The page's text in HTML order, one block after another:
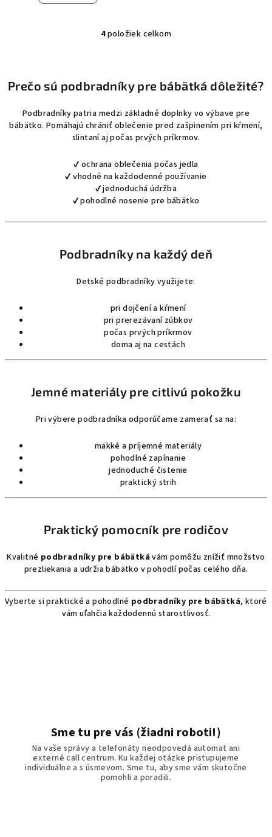
O
á
d
a
c
i
p
r
v
k
y
ý
p
i
u
4položiek celkom
Prečo sú podbradníky pre bábätká dôležité?
Podbradníky patria medzi základné doplnky vo výbave pre
bábätko. Pomáhajú chrániť oblečenie pred zašpinením pri kŕmení,
slintaní aj počas prvých príkrmov.
✔ ochrana oblečenia počas jedla
✔ vhodné na každodenné používanie
✔ jednoduchá údržba
✔ pohodlné nosenie pre bábätko
Podbradníky na každý deň
Detské podbradníky využijete:
pri dojčení a kŕmení
pri prerezávaní zúbkov
počas prvých príkrmov
doma aj na cestách
Jemné materiály pre citlivú pokožku
Pri výbere podbradníka odporúčame zamerať sa na:
mäkké a príjemné materiály
pohodlné zapínanie
jednoduché čistenie
praktický strih
Praktický pomocník pre rodičov
Kvalitné podbradníky pre bábätká vám pomôžu znížiť množstvo
prezliekania a udržia bábätko v pohodlí počas celého dňa.
Vyberte si praktické a pohodlné podbradníky pre bábätká, ktoré
vám uľahčia každodennú starostlivosť.
Sme tu pre vás (žiadni roboti!)
Na vaše správy a telefonáty neodpovedá automat ani
externé call centrum. Ku každej otázke pristupujeme
individuálne a s úsmevom. Sme tu, aby sme vám skutočne
pomohli a poradili.